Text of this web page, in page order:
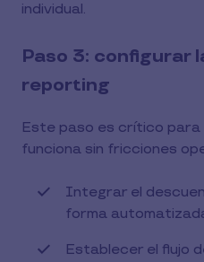
individual.
Paso 3: configurar
reporting
Este paso es crítico para
funciona sin fricciones
Integrar el
forma
Establecer el flujo